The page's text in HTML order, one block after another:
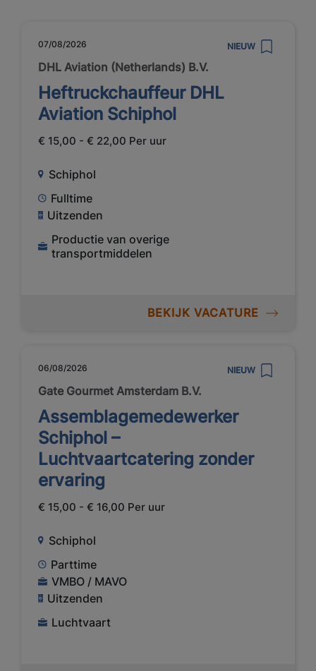
07/08/2026 NIEUW
DHL Aviation (Netherlands) B.V.
Heftruckchauffeur DHL
Aviation Schiphol
€ 15,00 - € 22,00 Per uur
Schiphol
Fulltime
Uitzenden
Productie van overige
transportmiddelen
BEKIJK VACATURE
06/08/2026 NIEUW
Gate Gourmet Amsterdam B.V.
Assemblagemedewerker
Schiphol –
Luchtvaartcatering zonder
ervaring
€ 15,00 - € 16,00 Per uur
Schiphol
Parttime
VMBO / MAVO
Uitzenden
Luchtvaart